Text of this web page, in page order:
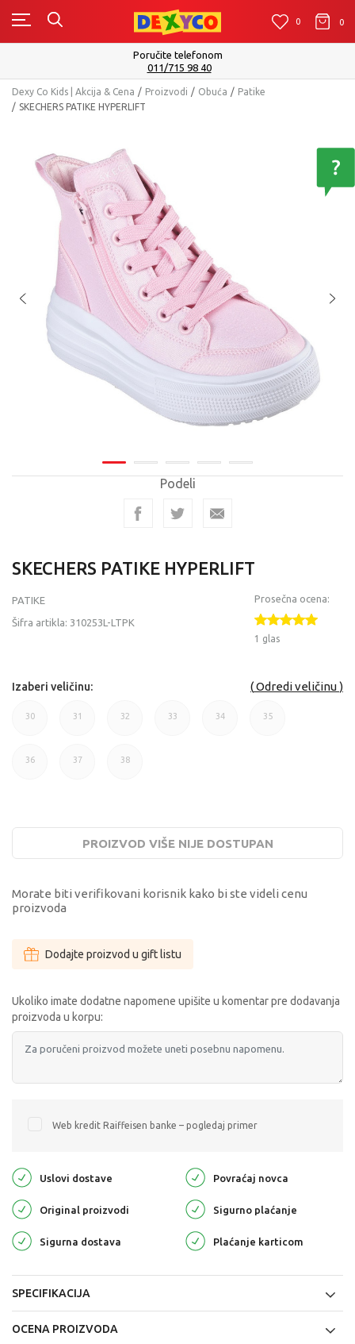
0 0 0
Poručite telefonom
011/715 98 40
Dexy Co Kids | Akcija & Cena Proizvodi Obuća
Patike
SKECHERS PATIKE HYPERLIFT
Podeli
SKECHERS PATIKE HYPERLIFT
PATIKE
Šifra artikla: 310253L-LTPK
Prosečna ocena:
1 glas
Odredi veličinu
Izaberi veličinu:
30 31 32 33 34 35
36
37 38
PROIZVOD VIŠE NIJE DOSTUPAN
Morate biti verifikovani korisnik kako bi ste videli cenu
proizvoda
Dodajte proizvod u gift listu
Ukoliko imate dodatne napomene upišite u komentar pre dodavanja
proizvoda u korpu:
Web kredit Raiffeisen banke – pogledaj primer
Uslovi dostave Povraćaj novca
Original proizvodi Sigurno plaćanje
Sigurna dostava Plaćanje karticom
SPECIFIKACIJA
OCENA PROIZVODA